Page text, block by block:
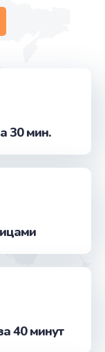
30 мин.
40 минут